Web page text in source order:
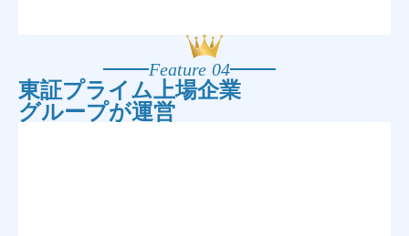
Feature 04
東証プライム上場企業
グループが運営